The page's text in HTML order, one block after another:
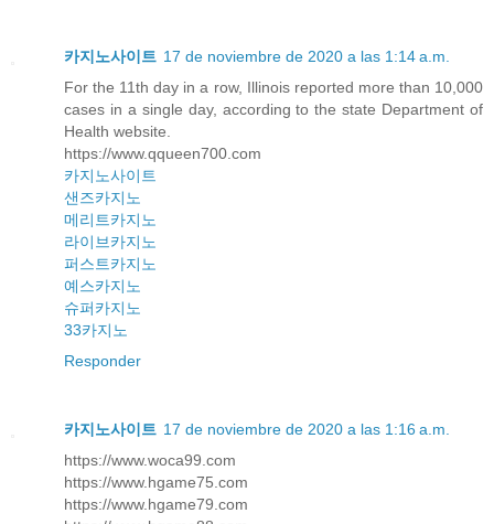
카지노사이트 17 de noviembre de 2020 a las 1:14 a.m.
For the 11th day in a row, Illinois reported more than 10,000
cases in a single day, according to the state Department of
Health website.
https://www.qqueen700.com
카지노사이트
샌즈카지노
메리트카지노
라이브카지노
퍼스트카지노
예스카지노
슈퍼카지노
33카지노
Responder
카지노사이트 17 de noviembre de 2020 a las 1:16 a.m.
https://www.woca99.com
https://www.hgame75.com
https://www.hgame79.com